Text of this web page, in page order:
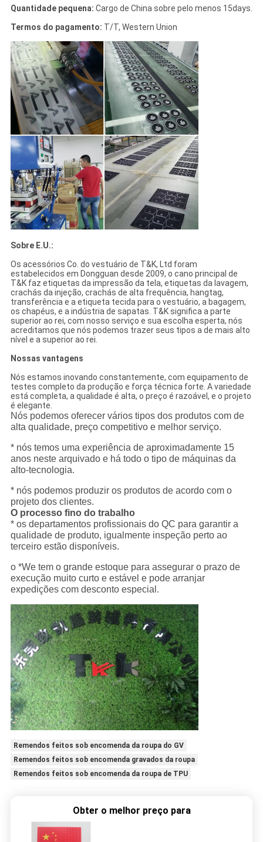
Quantidade pequena: Cargo de China sobre pelo menos 15days.
Termos do pagamento: T/T, Western Union
Sobre E.U.:
Os acessórios Co. do vestuário de T&K, Ltd foram
estabelecidos em Dongguan desde 2009, o cano principal de
T&K faz etiquetas da impressão da tela, etiquetas da lavagem,
crachás da injeção, crachás de alta frequência, hangtag,
transferência e a etiqueta tecida para o vestuário, a bagagem,
os chapéus, e a indústria de sapatas. T&K significa a parte
superior ao rei, com nosso serviço e sua escolha esperta, nós
acreditamos que nós podemos trazer seus tipos a de mais alto
nível e a superior ao rei.
Nossas vantagens
Nós estamos inovando constantemente, com equipamento de
testes completo da produção e força técnica forte. A variedade
está completa, a qualidade é alta, o preço é razoável, e o projeto
é elegante.
Nós podemos oferecer vários tipos dos produtos com de
alta qualidade, preço competitivo e melhor serviço.
* nós temos uma experiência de aproximadamente 15
anos neste arquivado e há todo o tipo de máquinas da
alto-tecnologia.
* nós podemos produzir os produtos de acordo com o
projeto dos clientes.
O processo fino do trabalho
* os departamentos profissionais do QC para garantir a
qualidade de produto, igualmente inspeção perto ao
terceiro estão disponíveis.
o *We tem o grande estoque para assegurar o prazo de
execução muito curto e estável e pode arranjar
expedições com desconto especial.
Remendos feitos sob encomenda da roupa do GV
Remendos feitos sob encomenda gravados da roupa
Remendos feitos sob encomenda da roupa de TPU
Obter o melhor preço para